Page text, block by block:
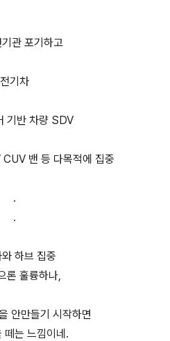
관 포기하고
전기차
기반 차량 SDV
밴 등 다목적에 집중
.
.
하브 집중
론 훌륭하나,
안만들기 시작하면
떼는 느낌이네.